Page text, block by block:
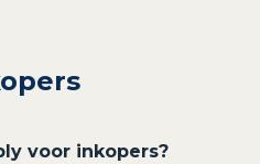
voor inkopers?